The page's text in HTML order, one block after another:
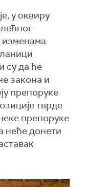
у оквиру
су да ће
закона и
препоруке
тврде
препоруке
неће донети